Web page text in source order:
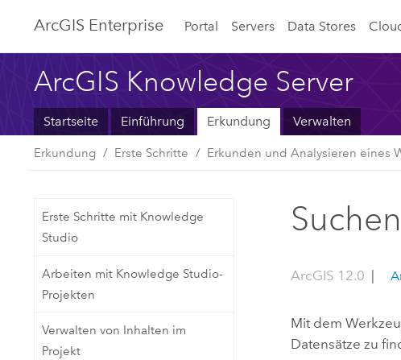
ArcGIS Enterprise Portal Servers Data Stores
ArcGIS Knowledge Server
Startseite Einführung Erkundung Verwalten
Erkundung Erste Schritte Erkunden und Analysieren eines
Erste Schritte mit Knowledge
Studio
Arbeiten mit Knowledge Studio-
Projekten
Verwalten von Inhalten im
Projekt
ArcGIS 12.0 |
Mit dem
Datensätze zu